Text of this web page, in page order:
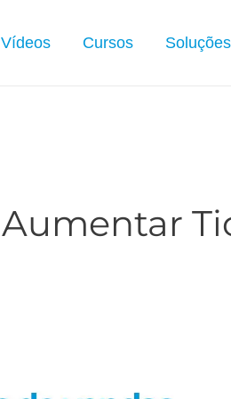
Vídeos Cursos Soluções
Aumentar